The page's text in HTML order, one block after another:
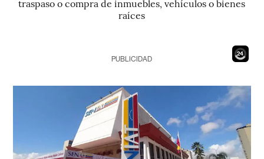
traspaso o compra de inmuebles, vehículos o bienes
raíces
22
PUBLICIDAD